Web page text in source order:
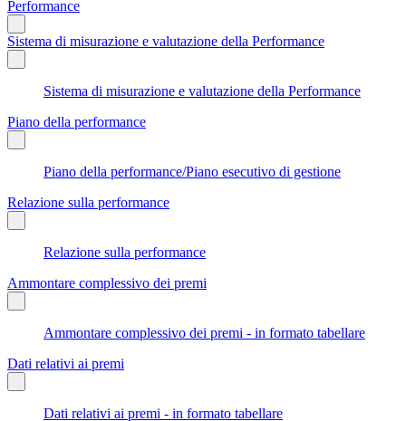
Performance
Sistema di misurazione e valutazione della Performance
Sistema di misurazione e valutazione della Performance
Piano della performance
Piano della performance/Piano esecutivo di gestione
Relazione sulla performance
Relazione sulla performance
Ammontare complessivo dei premi
Ammontare complessivo dei premi - in formato tabellare
Dati relativi ai premi
Dati relativi ai premi - in formato tabellare